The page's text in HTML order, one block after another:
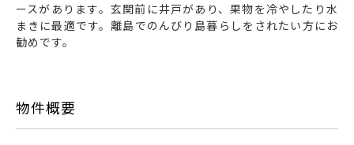
ースがあります。玄関前に井戸があり、果物を冷やしたり水
まきに最適です。離島でのんびり島暮らしをされたい方にお
勧めです。
物件概要